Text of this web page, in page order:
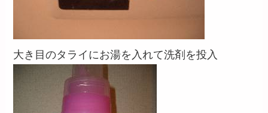
大き目のタライにお湯を入れて洗剤を投入